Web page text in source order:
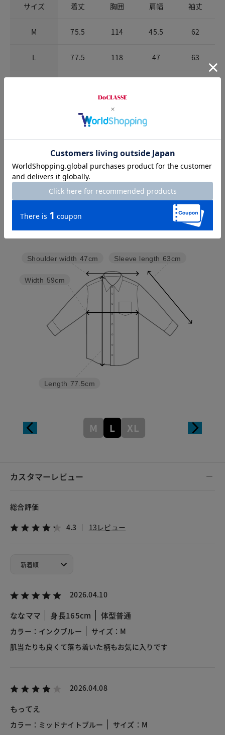
サイズ 着丈 胸囲 肩幅 袖丈
M 75.5 114 45.5 62
L 77.5 118 47 63
お店で試着する
Check the recommended size
Try this item on
Sleeve length 63cm
Length 77.5cm
Width 59cm
Shoulder width 47cm
M L XL
カスタマーレビュー
総合評価
4.3 13レビュー
2026.04.10
ななママ 身長165cm 体型普通
カラー：インクブルー
サイズ：M
肌当たりも良くて落ち着いた柄もお気に入りです
2026.04.08
もってえ
カラー：ミッドナイトブルー サイズ：M